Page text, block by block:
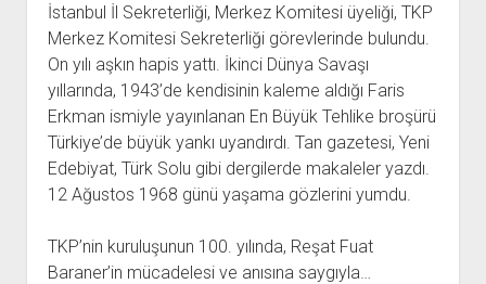
GDF KİTAPLIĞI
İstanbul İl Sekreterliği, Merkez Komitesi üyeliği, TKP
Merkez Komitesi Sekreterliği görevlerinde bulundu.
On yılı aşkın hapis yattı. İkinci Dünya Savaşı
yıllarında, 1943’de kendisinin kaleme aldığı Faris
Erkman ismiyle yayınlanan En Büyük Tehlike broşürü
Türkiye’de büyük yankı uyandırdı. Tan gazetesi, Yeni
Edebiyat, Türk Solu gibi dergilerde makaleler yazdı.
12 Ağustos 1968 günü yaşama gözlerini yumdu.
TKP’nin kuruluşunun 100. yılında, Reşat Fuat
Baraner’in mücadelesi ve anısına saygıyla…